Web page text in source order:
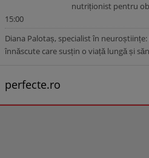
nutriționist pentru
15:00
Diana Palotaș, specialist în
înnăscute care susțin o viață lungă și
perfecte.ro